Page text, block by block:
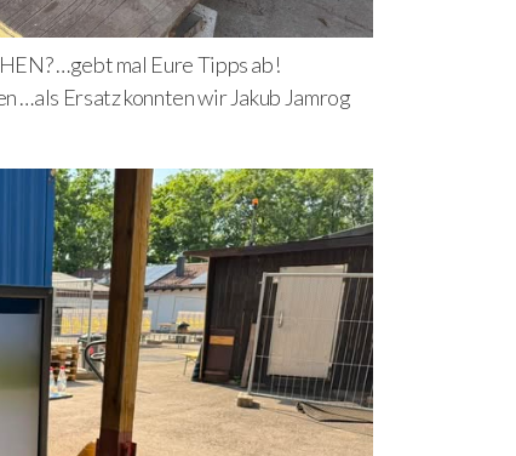
…gebt mal Eure Tipps ab!
…als Ersatz konnten wir Jakub Jamrog